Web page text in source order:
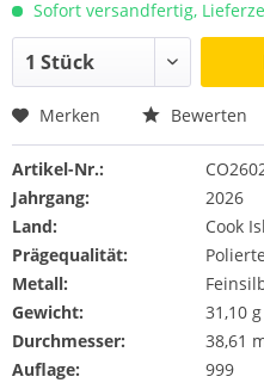
Sofort versandfertig,
Merken Bewerten
Artikel-Nr.:
Jahrgang:
2026
Land:
Cook
Prägequalität:
Metall:
Gewicht:
31,10 g
Durchmesser:
38,61
Auflage:
999